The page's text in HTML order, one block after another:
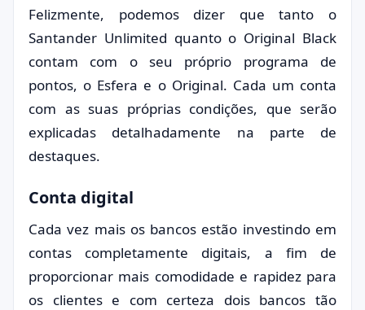
Felizmente, podemos dizer que tanto o
Santander Unlimited quanto o Original Black
contam com o seu próprio programa de
pontos, o Esfera e o Original. Cada um conta
com as suas próprias condições, que serão
explicadas detalhadamente na parte de
destaques.
Conta digital
Cada vez mais os bancos estão investindo em
contas completamente digitais, a fim de
proporcionar mais comodidade e rapidez para
os clientes e com certeza dois bancos tão